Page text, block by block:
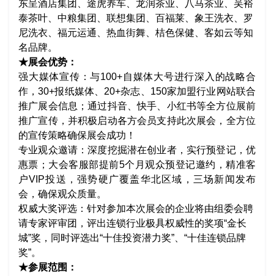
东呈酒店集团、途虎养车、龙润茶业、八马茶业、吴裕
泰茶叶、中粮集团、联想集团、百福莱、象王洗衣、罗
尼洗衣、福元运通、热血街舞、桔色保健、客如云等知
名品牌。
★展会优势：
强大媒体宣传：与100+自媒体大号进行深入的战略合
作，30+报纸媒体、20+杂志、150家加盟行业网站联合
推广展会信息；通过抖音、快手、小红书等全方位展前
推广宣传，并积极启动各方会员支持此次展会，全方位
的宣传策略确保展会成功！
专业观众邀请：深度挖掘潜在创业者，实行预登记，优
惠票；大会客服部提前5个月观众预登记邀约，精准客
户VIP投送，强势硬广覆盖华北区域，三场新闻发布
会，确保观众质量。
权威大奖评选：针对参加本次展会的企业将由组委会聘
请专家评审团，评出连锁行业极具权威性的奖项“金长
城”奖，同时评选出“十佳投资潜力奖”、“十佳连锁品牌
奖”。
★参展范围：